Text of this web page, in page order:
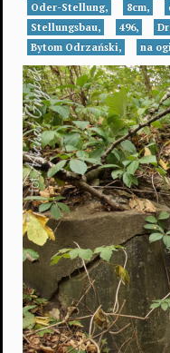
Oder-Stellung,
8cm,
Stellungsbau,
496,
Bytom Odrzański,
na